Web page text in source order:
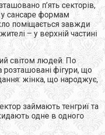
п’ять секторів,
сансаре формам
поміщається завжди
– у верхній частині
світом людей. По
фігури, що
жінка, що народжує,
займають тенгриї та
одне в одного